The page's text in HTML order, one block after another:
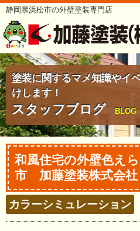
静岡県浜松市の外壁塗装専門店
塗装に関するマメ知識やイ
けします！
スタッフブログ BLOG
和風住宅の外壁色え
市 加藤塗装株式会社
カラーシミュレーション